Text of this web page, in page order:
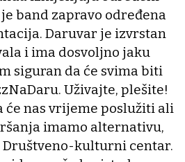
band zapravo određena
Daruvar je izvrstan
i ima dosvoljno jaku
siguran da će svima biti
Uživajte, plešite!
će nas vrijeme poslužiti ali
imamo alternativu,
Društveno-kulturni centar.